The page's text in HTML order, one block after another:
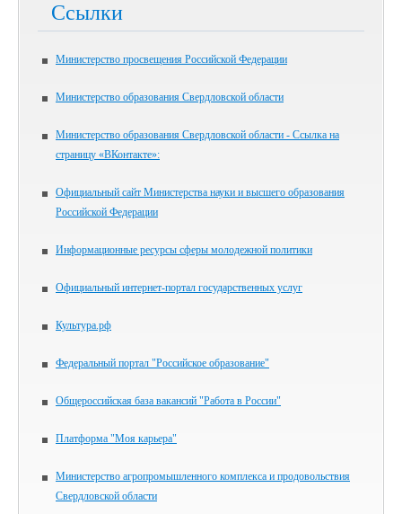
Ссылки
Министерство просвещения Российской Федерации
Министерство образования Свердловской области
Министерство образования Свердловской области - Ссылка на
страницу «ВКонтакте»:
Официальный сайт Министерства науки и высшего образования
Российской Федерации
Информационные ресурсы сферы молодежной политики
Официальный интернет-портал государственных услуг
Культура.рф
Федеральный портал "Российское образование"
Общероссийская база вакансий "Работа в России"
Платформа "Моя карьера"
Министерство агропромышленного комплекса и продовольствия
Свердловской области